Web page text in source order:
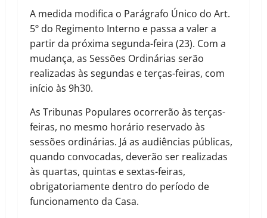
A medida modifica o Parágrafo Único do Art.
5º do Regimento Interno e passa a valer a
partir da próxima segunda-feira (23). Com a
mudança, as Sessões Ordinárias serão
realizadas às segundas e terças-feiras, com
início às 9h30.
As Tribunas Populares ocorrerão às terças-
feiras, no mesmo horário reservado às
sessões ordinárias. Já as audiências públicas,
quando convocadas, deverão ser realizadas
às quartas, quintas e sextas-feiras,
obrigatoriamente dentro do período de
funcionamento da Casa.